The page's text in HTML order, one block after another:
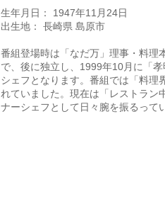
生年月日： 1947年11月24日
出生地： 長崎県 島原市
番組登場時は「なだ万」理事・料理
で、後に独立し、1999年10月に「
シェフとなります。番組では「料理
れていました。現在は「レストラン
ナーシェフとして日々腕を振るって